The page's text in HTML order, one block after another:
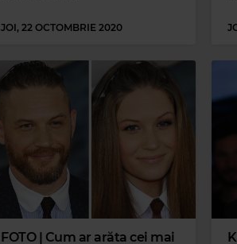
JOI, 22 OCTOMBRIE 2020
FOTO | Cum ar arăta cei mai